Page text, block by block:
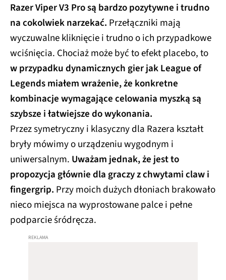
Razer Viper V3 Pro są bardzo pozytywne i trudno
na cokolwiek narzekać. Przełączniki mają
wyczuwalne kliknięcie i trudno o ich przypadkowe
wciśnięcia. Chociaż może być to efekt placebo, to
w przypadku dynamicznych gier jak League of
Legends miałem wrażenie, że konkretne
kombinacje wymagające celowania myszką są
szybsze i łatwiejsze do wykonania.
Przez symetryczny i klasyczny dla Razera kształt
bryły mówimy o urządzeniu wygodnym i
uniwersalnym. Uważam jednak, że jest to
propozycja głównie dla graczy z chwytami claw i
fingergrip. Przy moich dużych dłoniach brakowało
nieco miejsca na wyprostowane palce i pełne
podparcie śródręcza.